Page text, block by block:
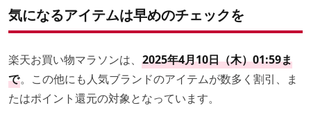
気になるアイテムは早めのチェックを
楽天お買い物マラソンは、 2025年4月10日（木）01:59ま
で。この他にも人気ブランドのアイテムが数多く割引、ま
たはポイント還元の対象となっています。